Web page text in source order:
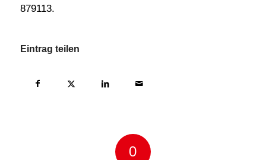
879113.
Eintrag teilen
0